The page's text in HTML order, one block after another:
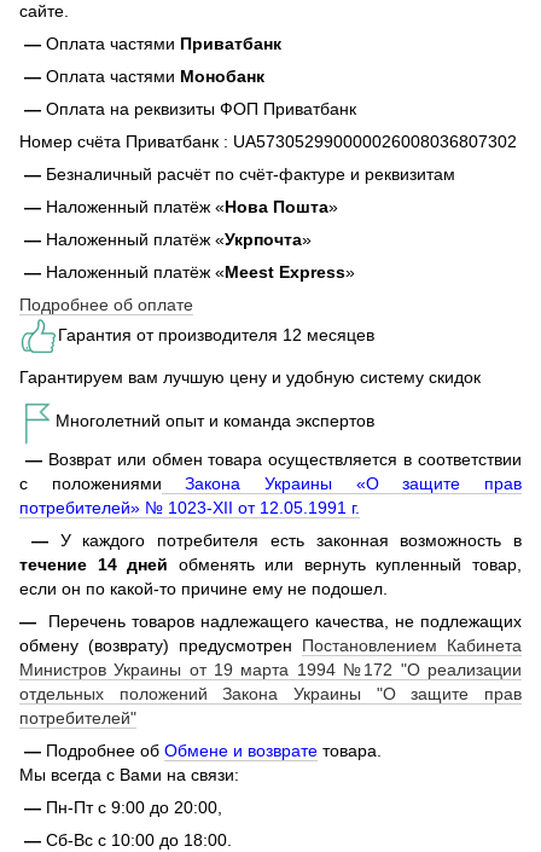
сайте.
— Оплата частями Приватбанк
— Оплата частями Монобанк
— Оплата на реквизиты ФОП Приватбанк
Номер счёта Приватбанк : UA573052990000026008036807302
— Безналичный расчёт по счёт-фактуре и реквизитам
— Наложенный платёж «Нова Пошта»
— Наложенный платёж «Укрпочта»
— Наложенный платёж «Meest Express»
Подробнее об оплате
Гарантия от производителя 12 месяцев
Гарантируем вам лучшую цену и удобную систему скидок
Многолетний опыт и команда экспертов
— Возврат или обмен товара осуществляется в соответствии
с положениями Закона Украины «О защите прав
потребителей» № 1023-XII от 12.05.1991 г.
— У каждого потребителя есть законная возможность в
течение 14 дней обменять или вернуть купленный товар,
если он по какой-то причине ему не подошел.
—
Перечень товаров надлежащего качества, не подлежащих
обмену (возврату) предусмотрен Постановлением Кабинета
Министров Украины от 19 марта 1994 №172 "О реализации
отдельных положений Закона Украины "О защите прав
потребителей"
— Подробнее об Обмене и возврате товара.
Мы всегда с Вами на связи:
— Пн-Пт с 9:00 до 20:00,
— Сб-Вс с 10:00 до 18:00.